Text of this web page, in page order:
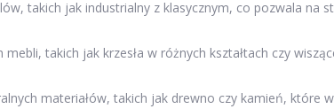
takich jak industrialny z klasycznym, co pozwala na
takich jak krzesła w różnych kształtach czy
materiałów, takich jak drewno czy kamień, które